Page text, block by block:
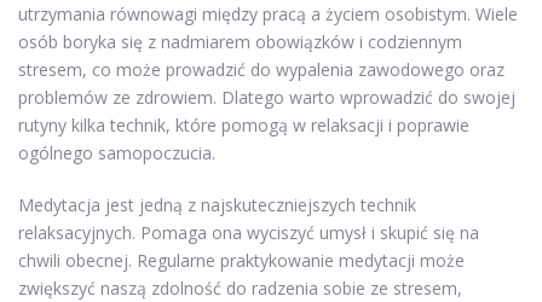
utrzymania równowagi między pracą a życiem osobistym. Wiele
osób boryka się z nadmiarem obowiązków i codziennym
stresem, co może prowadzić do wypalenia zawodowego oraz
problemów ze zdrowiem. Dlatego warto wprowadzić do swojej
rutyny kilka technik, które pomogą w relaksacji i poprawie
ogólnego samopoczucia.
Medytacja jest jedną z najskuteczniejszych technik
relaksacyjnych. Pomaga ona wyciszyć umysł i skupić się na
chwili obecnej. Regularne praktykowanie medytacji może
zwiększyć naszą zdolność do radzenia sobie ze stresem,